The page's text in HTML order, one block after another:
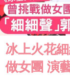
冰上火花
做女團 演